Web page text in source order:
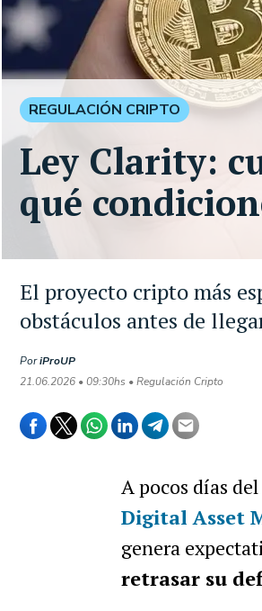
El proyecto cripto más
obstáculos antes de
PoriProUP
21.06.2026 • 09:30hs • Regulación Cripto
REGULACIÓN CRIPTO
Ley Clarity:
qué
A pocos días
Digital Asset
genera
retrasar su